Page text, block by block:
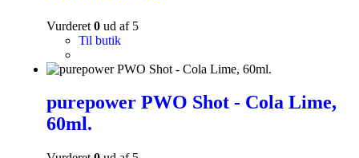
Vurderet 0 ud af 5
Til butik
purepower PWO Shot - Cola Lime,
60ml.